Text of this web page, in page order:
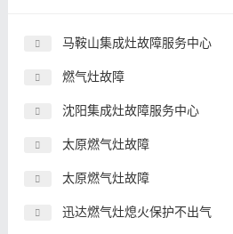
马鞍山集成灶故障服务中心
燃气灶故障
沈阳集成灶故障服务中心
太原燃气灶故障
太原燃气灶故障
迅达燃气灶熄火保护不出气